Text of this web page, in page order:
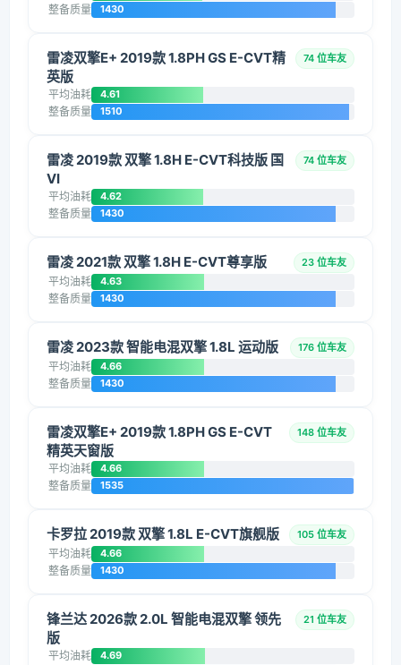
整备质量 1430
雷凌双擎E+ 2019款 1.8PH GS E-CVT精
英版
74 位车友
平均油耗 4.61
整备质量 1510
雷凌 2019款 双擎 1.8H E-CVT科技版 国
VI
74 位车友
平均油耗 4.62
整备质量 1430
雷凌 2021款 双擎 1.8H E-CVT尊享版 23 位车友
平均油耗 4.63
整备质量 1430
雷凌 2023款 智能电混双擎 1.8L 运动版 176 位车友
平均油耗 4.66
整备质量 1430
雷凌双擎E+ 2019款 1.8PH GS E-CVT
精英天窗版
148 位车友
平均油耗 4.66
整备质量 1535
卡罗拉 2019款 双擎 1.8L E-CVT旗舰版 105 位车友
平均油耗 4.66
整备质量 1430
锋兰达 2026款 2.0L 智能电混双擎 领先
版
21 位车友
平均油耗 4.69